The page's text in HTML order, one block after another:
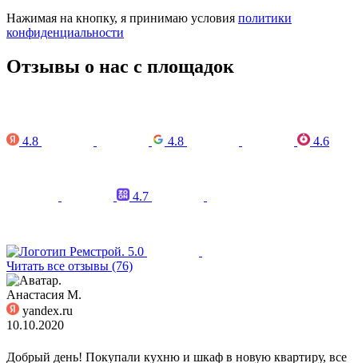
Нажимая на кнопку, я принимаю условия политики
конфиденциальности
Отзывы о нас с площадок
4.8 4.8 4.6
4.7
5.0
Читать все отзывы (76)
Анастасия М.
yandex.ru
10.10.2020
Добрый день! Покупали кухню и шкаф в новую квартиру, все